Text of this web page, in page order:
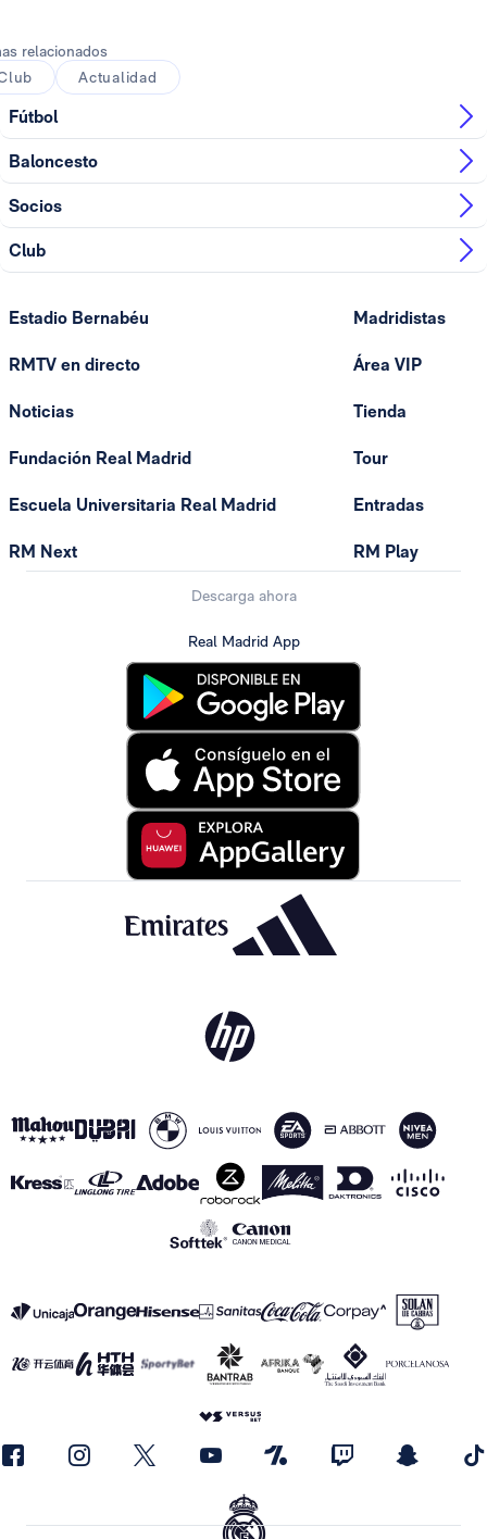
relacionados
Actualidad
Fútbol
Baloncesto
Socios
Club
Estadio Bernabéu
RMTV en directo
Noticias
Fundación Real Madrid
Escuela Universitaria Real Madrid
RM Next
Madridistas
Área VIP
Tienda
Tour
Entradas
RM Play
Descarga ahora
Real Madrid App